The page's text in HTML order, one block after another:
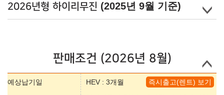
2026년형 하이리무진 (2025년 9월 기준)
판매조건 (2026년 8월)
즉시출고(렌트) 보기
예상납기일 HEV : 3개월